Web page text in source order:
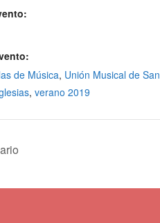
de Música, Unión Musical de San
,verano 2019